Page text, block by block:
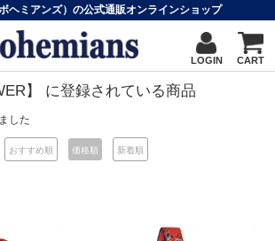
ヘミアンズ）の公式通販オンラインショップ
LOGIN CART
】 に登録されている商品
した
おすすめ順 価格順 新着順